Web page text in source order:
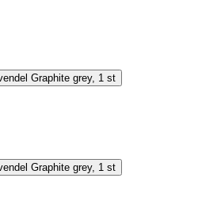
Graphite grey, 1 st
Graphite grey, 1 st